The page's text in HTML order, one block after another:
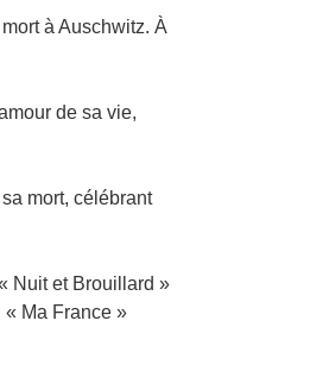
à Auschwitz. À
de sa vie,
mort, célébrant
Nuit et Brouillard »
Ma France »